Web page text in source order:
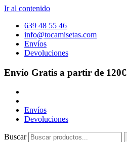
Ir al contenido
639 48 55 46
info@tocamisetas.com
Envíos
Devoluciones
Envío Gratis a partir de 120€
Envíos
Devoluciones
Buscar